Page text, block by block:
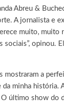
Abreu &
A jornalista e
muito, muito
sociais”, opinou.
mostraram a
minha história.
último show do